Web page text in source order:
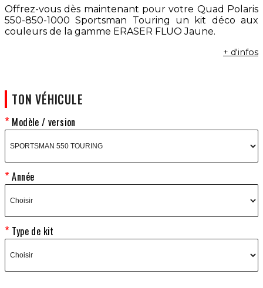
Offrez-vous dès maintenant pour votre Quad Polaris
550-850-1000 Sportsman Touring un kit déco aux
couleurs de la gamme ERASER FLUO Jaune.
+ d'infos
TON VÉHICULE
Modèle / version
Année
Type de kit